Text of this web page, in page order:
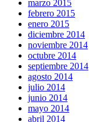
marzo 2015
febrero 2015
enero 2015
diciembre 2014
noviembre 2014
octubre 2014
septiembre 2014
agosto 2014
julio 2014
junio 2014
mayo 2014
abril 2014